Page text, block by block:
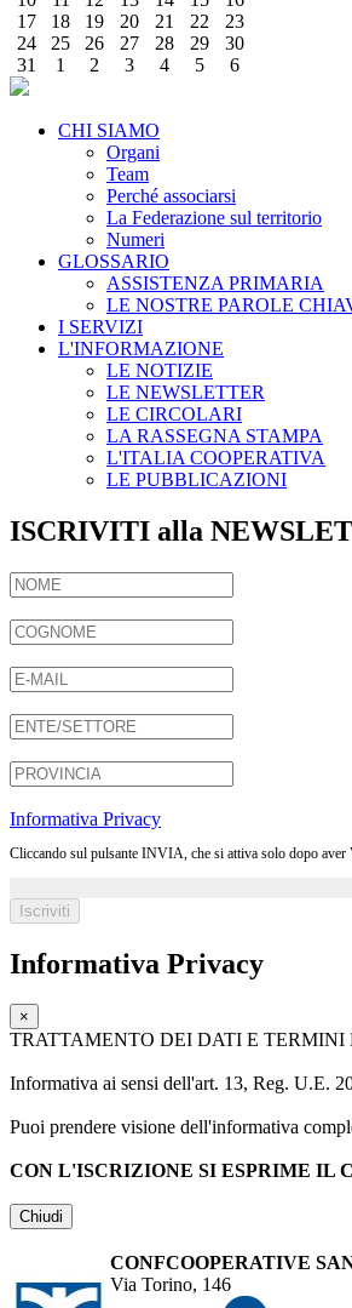
17
18 19 20 21 22
23
24
25 26 27 28 29
30
31
1 2 3 4 5 6
CHI SIAMO
Organi
Team
Perché associarsi
La Federazione sul territorio
Numeri
GLOSSARIO
ASSISTENZA PRIMARIA
LE NOSTRE PAROLE
I SERVIZI
L'INFORMAZIONE
LE NOTIZIE
LE NEWSLETTER
LE CIRCOLARI
LA RASSEGNA STAMPA
L'ITALIA COOPERATIVA
LE PUBBLICAZIONI
ISCRIVITI alla
Informativa Privacy
Cliccando sul pulsante INVIA, che si attiva solo dopo
Informativa Privacy
×
TRATTAMENTO DEI DATI E
Informativa ai sensi dell'art. 13, Reg. U.E.
Puoi prendere visione dell'informativa
CON L'ISCRIZIONE SI ESPRIME IL
Chiudi
CONFCOOPERATIVE
Via Torino, 146